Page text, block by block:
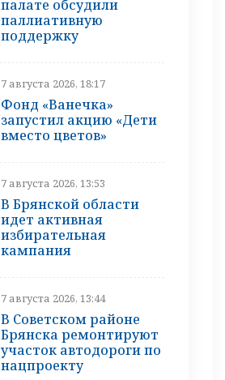
палате обсудили
паллиативную
поддержку
7 августа 2026, 18:17
Фонд «Ванечка»
запустил акцию «Дети
вместо цветов»
7 августа 2026, 13:53
В Брянской области
идет активная
избирательная
кампания
7 августа 2026, 13:44
В Советском районе
Брянска ремонтируют
участок автодороги по
нацпроекту